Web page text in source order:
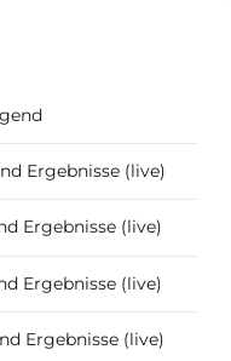
Ergebnisse (live)
Ergebnisse (live)
Ergebnisse (live)
Ergebnisse (live)